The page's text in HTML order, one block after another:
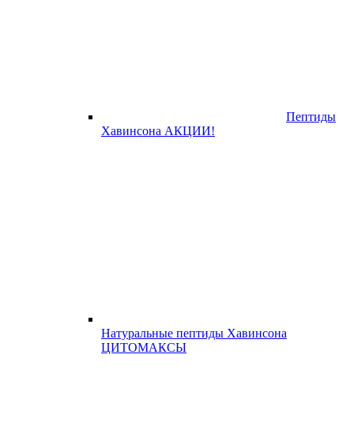
Пептиды
Хавинсона АКЦИИ!
Натуральные пептиды Хавинсона
ЦИТОМАКСЫ